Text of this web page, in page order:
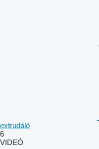
extrudáló
6
VIDEÓ